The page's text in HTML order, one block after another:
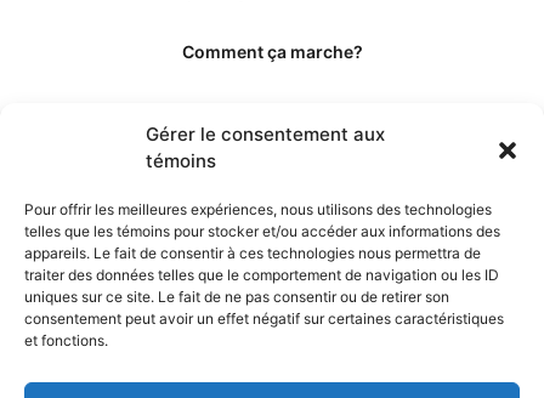
Gérer le consentement aux
témoins
Pour offrir les meilleures expériences, nous utilisons des technologies
telles que les témoins pour stocker et/ou accéder aux informations des
appareils. Le fait de consentir à ces technologies nous permettra de
traiter des données telles que le comportement de navigation ou les ID
uniques sur ce site. Le fait de ne pas consentir ou de retirer son
consentement peut avoir un effet négatif sur certaines caractéristiques
et fonctions.
Comment ça marche?
Les éditeurs
Les experts et collaborateurs